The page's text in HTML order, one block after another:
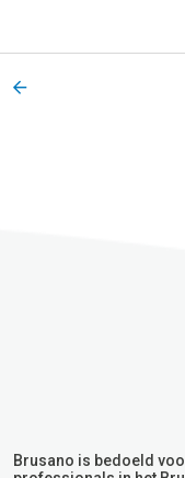
Brusano is bedoeld